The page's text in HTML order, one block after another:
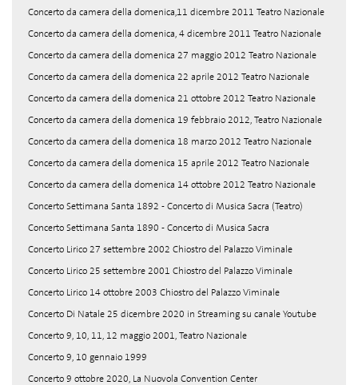
Concerto da camera della domenica,11 dicembre 2011 Teatro Nazionale
Concerto da camera della domenica, 4 dicembre 2011 Teatro Nazionale
Concerto da camera della domenica 27 maggio 2012 Teatro Nazionale
Concerto da camera della domenica 22 aprile 2012 Teatro Nazionale
Concerto da camera della domenica 21 ottobre 2012 Teatro Nazionale
Concerto da camera della domenica 19 febbraio 2012, Teatro Nazionale
Concerto da camera della domenica 18 marzo 2012 Teatro Nazionale
Concerto da camera della domenica 15 aprile 2012 Teatro Nazionale
Concerto da camera della domenica 14 ottobre 2012 Teatro Nazionale
Concerto Settimana Santa 1892 - Concerto di Musica Sacra (Teatro)
Concerto Settimana Santa 1890 - Concerto di Musica Sacra
Concerto Lirico 27 settembre 2002 Chiostro del Palazzo Viminale
Concerto Lirico 25 settembre 2001 Chiostro del Palazzo Viminale
Concerto Lirico 14 ottobre 2003 Chiostro del Palazzo Viminale
Concerto Di Natale 25 dicembre 2020 in Streaming su canale Youtube
Concerto 9, 10, 11, 12 maggio 2001, Teatro Nazionale
Concerto 9, 10 gennaio 1999
Concerto 9 ottobre 2020, La Nuovola Convention Center